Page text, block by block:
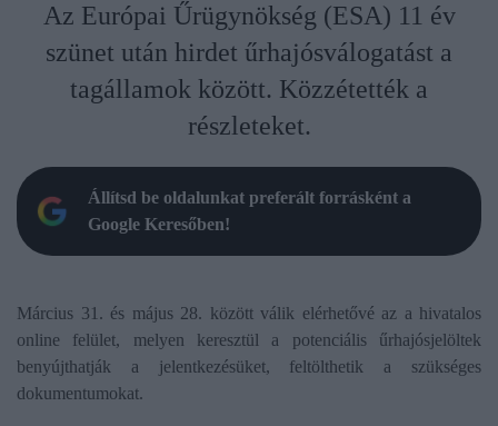
Az Európai Űrügynökség (ESA) 11 év
szünet után hirdet űrhajósválogatást a
tagállamok között. Közzétették a
részleteket.
Állítsd be oldalunkat preferált forrásként a
Google Keresőben!
Március 31. és május 28. között válik elérhetővé az a hivatalos
online felület, melyen keresztül a potenciális űrhajósjelöltek
benyújthatják a jelentkezésüket, feltölthetik a szükséges
dokumentumokat.